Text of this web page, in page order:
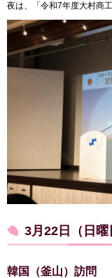
夜は、「令和7年度大村商
3月22日（日曜
韓国（釜山）訪問